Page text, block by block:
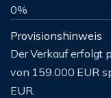
0%
Provisionshinweis
Der Verkauf erfolgt
von 159.000 EUR
EUR.